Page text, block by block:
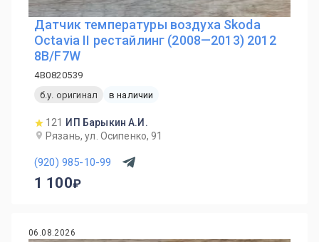
Датчик температуры воздуха Skoda
Octavia II рестайлинг (2008—2013) 2012
8B/F7W
4B0820539
б.у. оригинал
в наличии
121
ИП Барыкин А.И.
Рязань, ул. Осипенко, 91
(920) 985-10-99
1 100
06.08.2026